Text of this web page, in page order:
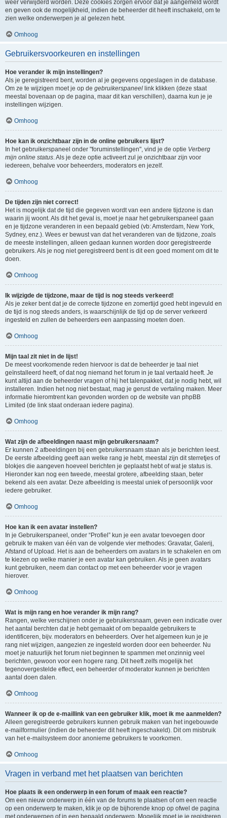
weer verwijderd worden. Deze cookies zorgen ervoor dat je aangemeld wordt
en geven ook de mogelijkheid, indien de beheerder dit heeft inschakeld, om te
zien welke onderwerpen je al gelezen hebt.
Omhoog
Gebruikersvoorkeuren en instellingen
Hoe verander ik mijn instellingen?
Als je geregistreerd bent, worden al je gegevens opgeslagen in de database.
Om ze te wijzigen moet je op de gebruikerspaneel link klikken (deze staat
meestal bovenaan op de pagina, maar dit kan verschillen), daarna kun je je
instellingen wijzigen.
Omhoog
Hoe kan ik onzichtbaar zijn in de online gebruikers lijst?
In het gebruikerspaneel onder "foruminstellingen", vind je de optie Verberg
mijn online status. Als je deze optie activeert zul je onzichtbaar zijn voor
iedereen, behalve voor beheerders, moderators en jezelf.
Omhoog
De tijden zijn niet correct!
Het is mogelijk dat de tijd die gegeven wordt van een andere tijdzone is dan
waarin jij woont. Als dit het geval is, moet je naar het gebruikerspaneel gaan
en je tijdzone veranderen in een bepaald gebied (vb: Amsterdam, New York,
Sydney, enz.). Wees er bewust van dat het veranderen van de tijdzone, zoals
de meeste instellingen, alleen gedaan kunnen worden door geregistreerde
gebruikers. Als je nog niet geregistreerd bent is dit een goed moment om dit te
doen.
Omhoog
Ik wijzigde de tijdzone, maar de tijd is nog steeds verkeerd!
Als je zeker bent dat je de correcte tijdzone en zomertijd goed hebt ingevuld en
de tijd is nog steeds anders, is waarschijnlijk de tijd op de server verkeerd
ingesteld en zullen de beheerders een aanpassing moeten doen.
Omhoog
Mijn taal zit niet in de lijst!
De meest voorkomende reden hiervoor is dat de beheerder je taal niet
geïnstalleerd heeft, of dat nog niemand het forum in je taal vertaald heeft. Je
kunt altijd aan de beheerder vragen of hij het talenpakket, dat je nodig hebt, wil
installeren. Indien het nog niet bestaat, mag je gerust de vertaling maken. Meer
informatie hieromtrent kan gevonden worden op de website van phpBB
Limited (de link staat onderaan iedere pagina).
Omhoog
Wat zijn de afbeeldingen naast mijn gebruikersnaam?
Er kunnen 2 afbeeldingen bij een gebruikersnaam staan als je berichten leest.
De eerste afbeelding geeft aan welke rang je hebt, meestal zijn dit sterretjes of
blokjes die aangeven hoeveel berichten je geplaatst hebt of wat je status is.
Hieronder kan nog een tweede, meestal grotere, afbeelding staan, beter
bekend als een avatar. Deze afbeelding is meestal uniek of persoonlijk voor
iedere gebruiker.
Omhoog
Hoe kan ik een avatar instellen?
In je Gebruikerspaneel, onder “Profiel” kun je een avatar toevoegen door
gebruik te maken van één van de volgende vier methodes: Gravatar, Galerij,
Afstand of Upload. Het is aan de beheerders om avatars in te schakelen en om
te kiezen op welke manier je een avatar kan gebruiken. Als je geen avatars
kunt gebruiken, neem dan contact op met een beheerder voor je vragen
hierover.
Omhoog
Wat is mijn rang en hoe verander ik mijn rang?
Rangen, welke verschijnen onder je gebruikersnaam, geven een indicatie over
het aantal berchten dat je hebt gemaakt of om bepaalde gebruikers te
identificeren, bijv. moderators en beheerders. Over het algemeen kun je je
rang niet wijzigen, aangezien ze ingesteld worden door een beheerder. Nu
moet je natuurlijk het forum niet beginnen te spammen met onzinnig veel
berichten, gewoon voor een hogere rang. Dit heeft zelfs mogelijk het
tegenovergestelde effect, een beheerder of moderator kunnen je berichten
aantal doen dalen.
Omhoog
Wanneer ik op de e-maillink van een gebruiker klik, moet ik me aanmelden?
Alleen geregistreerde gebruikers kunnen gebruik maken van het ingebouwde
e-mailformulier (indien de beheerder dit heeft ingeschakeld). Dit om misbruik
van het e-mailsysteem door anonieme gebruikers te voorkomen.
Omhoog
Vragen in verband met het plaatsen van berichten
Hoe plaats ik een onderwerp in een forum of maak een reactie?
Om een nieuw onderwerp in één van de forums te plaatsen of om een reactie
op een onderwerp te maken, klik je op de bijhorende knop op ofwel de pagina
met onderwerpen of in een bepaald onderwerp. Mogelijk moet je je registreren